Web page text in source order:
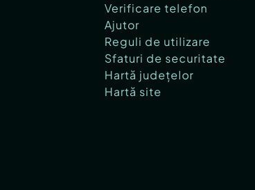
Verificare telefon
Ajutor
Reguli de utilizare
Sfaturi de securitate
Hartă județelor
Hartă site